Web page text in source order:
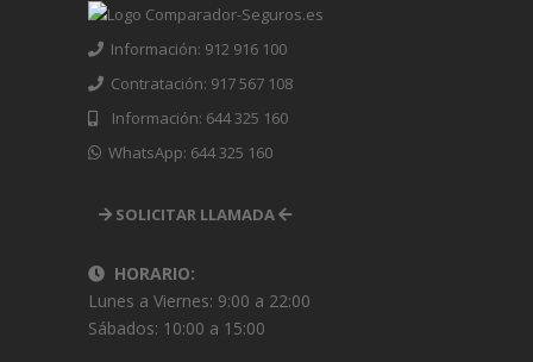
Información: 912 916 100
Contratación: 917 567 108
Información: 644 325 160
WhatsApp: 644 325 160
SOLICITAR LLAMADA
HORARIO:
Lunes a Viernes: 9:00 a 22:00
Sábados: 10:00 a 15:00